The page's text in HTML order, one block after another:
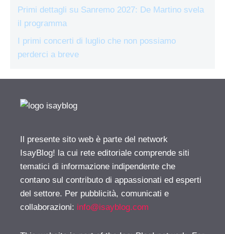
Primi dettagli su Sanremo 2027: De Martino svela
il programma
I primi concerti di luglio che non possiamo
perderci a breve
Il presente sito web è parte del network
IsayBlog! la cui rete editoriale comprende siti
tematici di informazione indipendente che
contano sul contributo di appassionati ed esperti
del settore. Per pubblicità, comunicati e
collaborazioni: info@isayblog.com